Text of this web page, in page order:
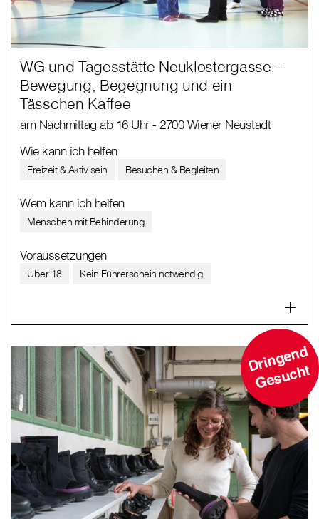
WG und Tagesstätte Neuklostergasse -
Bewegung, Begegnung und ein
Tässchen Kaffee
am Nachmittag ab 16 Uhr - 2700 Wiener Neustadt
Wie kann ich helfen
Freizeit & Aktiv sein Besuchen & Begleiten
Wem kann ich helfen
Menschen mit Behinderung
Voraussetzungen
Über 18 Kein Führerschein notwendig
D
ri
n
g
e
n
d
G
e
s
u
c
ht